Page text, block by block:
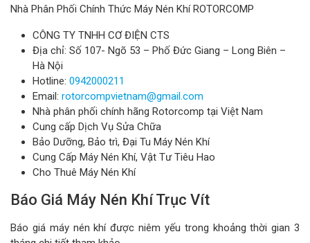
Nhà Phân Phối Chính Thức Máy Nén Khí ROTORCOMP
CÔNG TY TNHH CƠ ĐIỆN CTS
Địa chỉ: Số 107- Ngõ 53 – Phố Đức Giang – Long Biên –
Hà Nội
Hotline: 0942000211
Email: rotorcompvietnam@gmail.com
Nhà phân phối chính hãng Rotorcomp tại Việt Nam
Cung cấp Dịch Vụ Sửa Chữa
Bảo Dưỡng, Bảo trì, Đại Tu Máy Nén Khí
Cung Cấp Máy Nén Khí, Vật Tư Tiêu Hao
Cho Thuê Máy Nén Khí
Báo Giá Máy Nén Khí Trục Vít
Báo giá máy nén khí được niêm yếu trong khoảng thời gian 3